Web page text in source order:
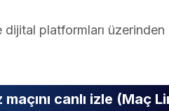
dijital platformları üzerinden
canlı izle (Maç